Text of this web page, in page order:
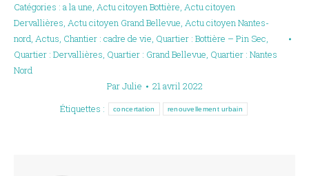
Catégories : a la une, Actu citoyen Bottière, Actu citoyen
Dervallières, Actu citoyen Grand Bellevue, Actu citoyen Nantes-
nord, Actus, Chantier : cadre de vie, Quartier : Bottière – Pin Sec,
Quartier : Dervallières, Quartier : Grand Bellevue, Quartier : Nantes
Nord
ParJulie
21 avril 2022
Étiquettes :
concertation renouvellement urbain